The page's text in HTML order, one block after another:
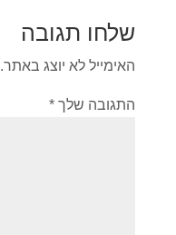
שלחו תגובה
האימייל לא יוצג באתר.
התגובה שלך *